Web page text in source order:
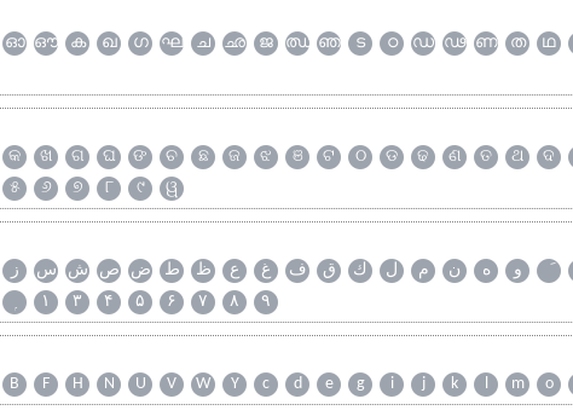
ഓ ഔ ക ഖ ഗ ഘ ച ഛ ജ ഝ ഞ ട ഠ ഡ ഢ ണ ത ഥ
କ ଖ ଗ ଘ ଙ ଚ ଛ ଜ ଝ ଞ ଟ ଠ ଡ ଢ ଣ ତ ଥ ଦ
୫ ୬ ୭ ୮ ୯ ୱ
ز س ش ص ض ط ظ ع غ ف ق ك ل م ن ه و
۱ ۳ ۴ ۵ ۶ ۷ ۸ ۹
B F H N U V W Y c d e g i j k l m o